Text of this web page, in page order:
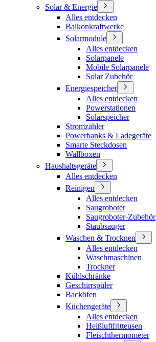
Solar & Energie
Alles entdecken
Balkonkraftwerke
Solarmodule
Alles entdecken
Solarpanele
Mobile Solarpanele
Solar Zubehör
Energiespeicher
Alles entdecken
Powerstationen
Solarspeicher
Stromzähler
Powerbanks & Ladegeräte
Smarte Steckdosen
Wallboxen
Haushaltsgeräte
Alles entdecken
Reinigen
Alles entdecken
Saugroboter
Saugroboter-Zubehör
Staubsauger
Waschen & Trocknen
Alles entdecken
Waschmaschinen
Trockner
Kühlschränke
Geschirrspüler
Backöfen
Küchengeräte
Alles entdecken
Heißluftfritteusen
Fleischthermometer